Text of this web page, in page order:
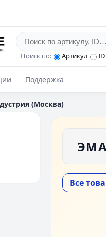
Поиск по: Артикул ID
Поддержка
(Москва)
ЭМА
Все